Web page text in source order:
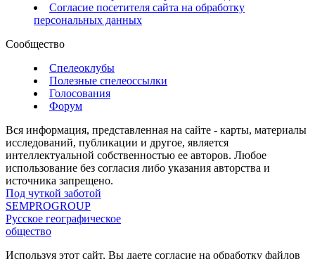
Согласие посетителя сайта на обработку
персональных данных
Сообщество
Спелеоклубы
Полезные спелеоссылки
Голосования
Форум
Вся информация, представленная на сайте - карты, материалы
исследований, публикации и другое, является
интеллектуальной собственностью ее авторов. Любое
использование без согласия либо указания авторства и
источника запрещено.
Под чуткой заботой
SEMPROGROUP
Русское географическое
общество
Используя этот сайт, Вы даете согласие на обработку файлов